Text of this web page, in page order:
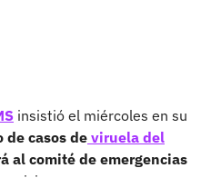
insistió el miércoles en su
de casos de viruela del
al comité de emergencias